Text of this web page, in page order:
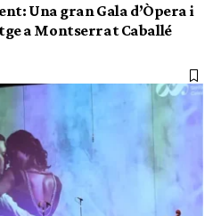
Una gran Gala d’Òpera i
a Montserrat Caballé